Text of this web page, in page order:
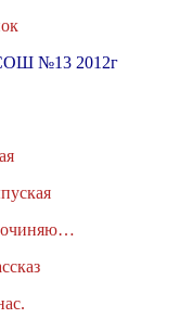
№13 2012г